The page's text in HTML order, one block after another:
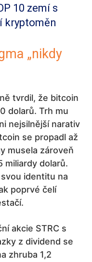
10 zemí s
kryptoměn
„nikdy
tvrdil, že bitcoin
dolarů. Trh mu
nejsilnější narativ
se propadl až
musela zároveň
miliardy dolarů.
identitu na
poprvé čelí
akcie STRC s
z dividend se
zhruba 1,2